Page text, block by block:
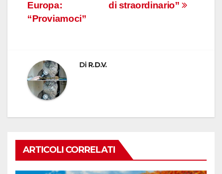
di straordinario”
Europa:
“Proviamoci”
Di R.D.V.
ARTICOLI CORRELATI